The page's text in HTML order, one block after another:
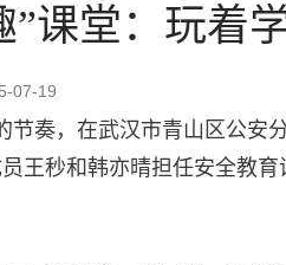
”课堂：玩着
07-19
奏，在武汉市青山区公安
王秒和韩亦晴担任安全教